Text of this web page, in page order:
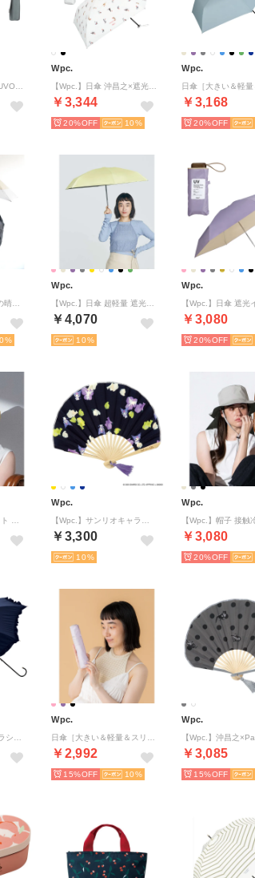
Wpc.
￥3,344
20% 10
Wpc.
￥3,168
20%
Wpc.
￥4,070
10
Wpc.
￥3,080
20%
Wpc.
￥3,300
10
Wpc.
￥3,080
20%
Wpc.
￥2,992
15% 10
Wpc.
￥3,085
15%